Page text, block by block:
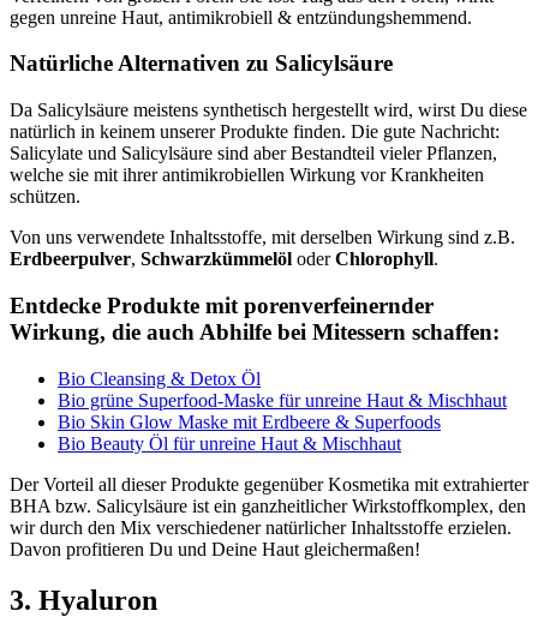
gegen unreine Haut, antimikrobiell & entzündungshemmend.
Natürliche Alternativen zu Salicylsäure
Da Salicylsäure meistens synthetisch hergestellt wird, wirst Du diese
natürlich in keinem unserer Produkte finden. Die gute Nachricht:
Salicylate und Salicylsäure sind aber Bestandteil vieler Pflanzen,
welche sie mit ihrer antimikrobiellen Wirkung vor Krankheiten
schützen.
Von uns verwendete Inhaltsstoffe, mit derselben Wirkung sind z.B.
Erdbeerpulver, Schwarzkümmelöl oderChlorophyll.
Entdecke Produkte mit porenverfeinernder
Wirkung, die auch Abhilfe bei Mitessern schaffen:
Bio Cleansing & Detox Öl
Bio grüne Superfood-Maske für unreine Haut & Mischhaut
Bio Skin Glow Maske mit Erdbeere & Superfoods
Bio Beauty Öl für unreine Haut & Mischhaut
Der Vorteil all dieser Produkte gegenüber Kosmetika mit extrahierter
BHA bzw. Salicylsäure ist ein ganzheitlicher Wirkstoffkomplex, den
wir durch den Mix verschiedener natürlicher Inhaltsstoffe erzielen.
Davon profitieren Du und Deine Haut gleichermaßen!
3. Hyaluron